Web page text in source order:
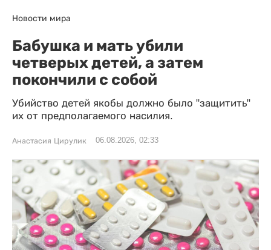
Новости мира
Бабушка и мать убили
четверых детей, а затем
покончили с собой
Убийство детей якобы должно было "защитить"
их от предполагаемого насилия.
Анастасия Цирулик 06.08.2026, 02:33